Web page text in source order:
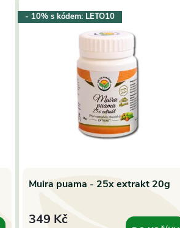
- 10% s kódem: LETO10
Muira puama - 25x extrakt 20g
349 Kč